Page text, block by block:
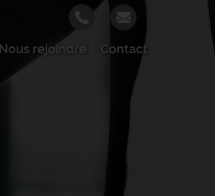
Nous rejoindre Contact